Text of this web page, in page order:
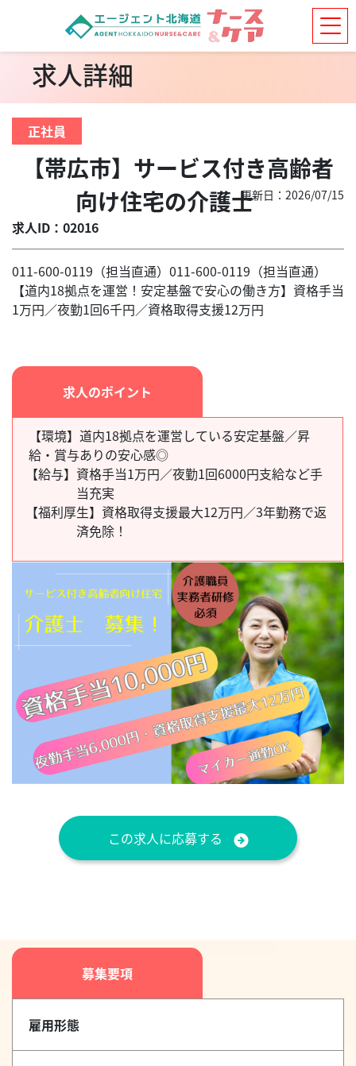
求人詳細
正社員
【帯広市】サービス付き高齢者
向け住宅の介護士
求人ID：02016
更新日：2026/07/15
011-600-0119（担当直通）011-600-0119（担当直通）
【道内18拠点を運営！安定基盤で安心の働き方】資格手当
1万円／夜勤1回6千円／資格取得支援12万円
求人のポイント
【環境】道内18拠点を運営している安定基盤／昇
給・賞与ありの安心感◎
【給与】 資格手当1万円／夜勤1回6000円支給など手
当充実
【福利厚生】 資格取得支援最大12万円／3年勤務で返
済免除！
この求人に応募する
募集要項
雇用形態